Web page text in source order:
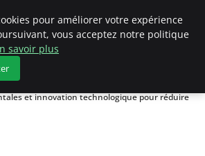
et innovation technologique pour réduire
pour améliorer votre expérience
vous acceptez notre politique
savoir plus